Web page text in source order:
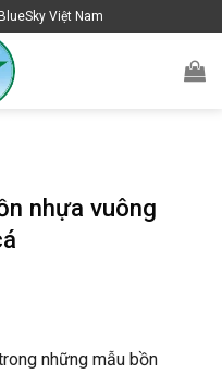
Việt Nam
nhựa vuông
những mẫu bồn